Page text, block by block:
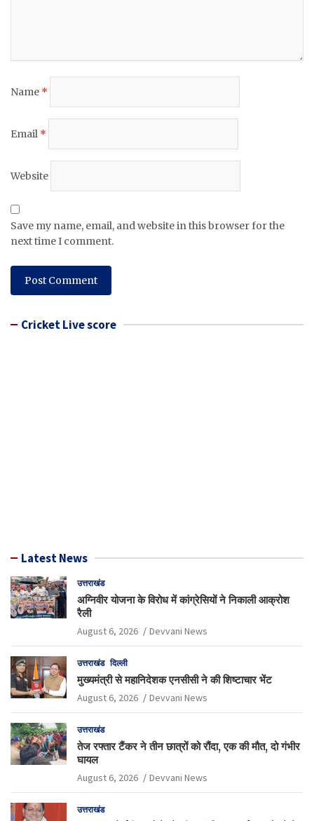
Name *
Email *
Website
Save my name, email, and website in this browser for the
next time I comment.
Cricket Live score
Latest News
उत्तराखंड
अग्निवीर योजना के विरोध में कांग्रेसियों ने निकाली आक्रोश
रैली
August 6, 2026 Devvani News
उत्तराखंड दिल्ली
मुख्यमंत्री से महानिदेशक एनसीसी ने की शिष्टाचार भेंट
August 6, 2026 Devvani News
उत्तराखंड
तेज रफ्तार टैंकर ने तीन छात्रों को रौंदा, एक की मौत, दो गंभीर
घायल
August 6, 2026 Devvani News
उत्तराखंड